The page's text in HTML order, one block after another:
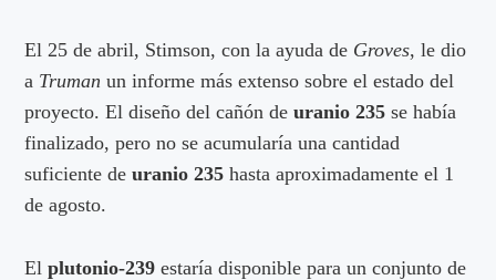
El 25 de abril, Stimson, con la ayuda de Groves, le dio
a Truman un informe más extenso sobre el estado del
proyecto. El diseño del cañón deuranio 235 se había
finalizado, pero no se acumularía una cantidad
suficiente deuranio 235 hasta aproximadamente el 1
de agosto.
Elplutonio-239 estaría disponible para un conjunto de